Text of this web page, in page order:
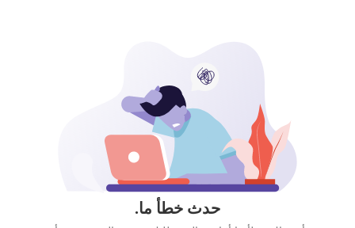
حدث خطأ ما.